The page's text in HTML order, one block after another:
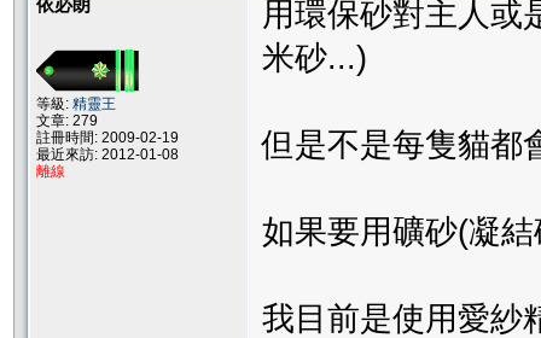
依必朗
等級: 精靈王
文章: 279
註冊時間: 2009-02-19
最近來訪: 2012-01-08
離線
用環保砂對主人或
米砂...)
但是不是每隻貓都
如果要用礦砂(凝結
我目前是使用愛紗